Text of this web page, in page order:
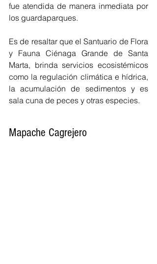
fue atendida de manera inmediata por
los guardaparques.
Es de resaltar que el Santuario de Flora
y Fauna Ciénaga Grande de Santa
Marta, brinda servicios ecosistémicos
como la regulación climática e hídrica,
la acumulación de sedimentos y es
sala cuna de peces y otras especies.
Mapache Cagrejero